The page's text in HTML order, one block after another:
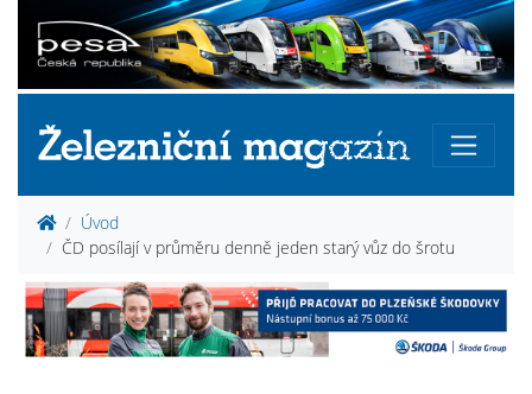
Úvod
ČD posílají v průměru denně jeden starý vůz do šrotu